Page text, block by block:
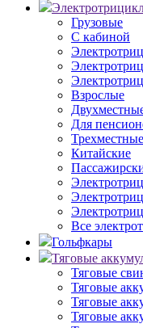
Грузовые
С кабиной
Взрослые
Для
Трехместные
Китайские
Все
Гольфкары
Тяговые
Тяговые
Тяговые
Тяговые
Тяговые